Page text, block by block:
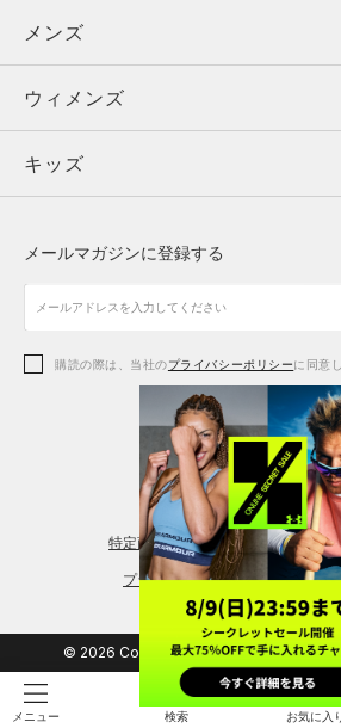
メニュー 検索 お気に入
メンズ
ウィメンズ
キッズ
アクセサリー
メンズ
トップス
ボトムス
アクセサリー
ウィメンズ
トップス
シューズ
アクセサリー
レギンス＆タイツ
キッズ
シューズ
メールマガジンに登録する
購読の際は、当社のプライバシーポリシーに同意
特定商取引法に基づく通販の表記
プライバシーポリシー
© 2026 Copyright DOME Corporation.